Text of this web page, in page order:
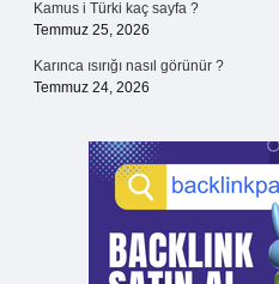
Kamus i Türki kaç sayfa ?
Temmuz 25, 2026
Karınca ısırığı nasıl görünür ?
Temmuz 24, 2026